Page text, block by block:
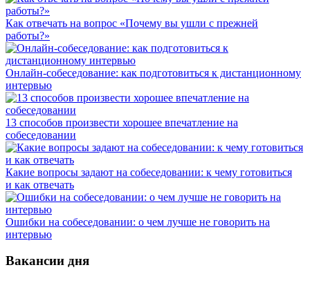
Как отвечать на вопрос «Почему вы ушли с прежней
работы?»
Онлайн-собеседование: как подготовиться к дистанционному
интервью
13 способов произвести хорошее впечатление на
собеседовании
Какие вопросы задают на собеседовании: к чему готовиться
и как отвечать
Ошибки на собеседовании: о чем лучше не говорить на
интервью
Вакансии дня